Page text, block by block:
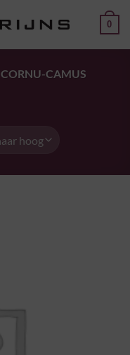
0
CORNU-CAMUS